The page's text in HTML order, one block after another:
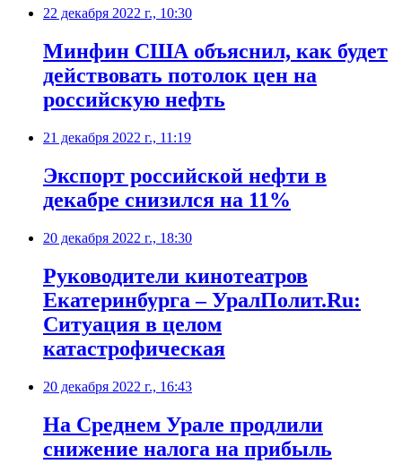
22 декабря 2022 г., 10:30
Минфин США объяснил, как будет
действовать потолок цен на
российскую нефть
21 декабря 2022 г., 11:19
Экспорт российской нефти в
декабре снизился на 11%
20 декабря 2022 г., 18:30
​Руководители кинотеатров
Екатеринбурга – УралПолит.Ru:
Ситуация в целом
катастрофическая
20 декабря 2022 г., 16:43
На Среднем Урале продлили
снижение налога на прибыль